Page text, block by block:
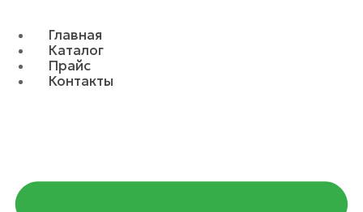
Главная
Каталог
Прайс
Контакты